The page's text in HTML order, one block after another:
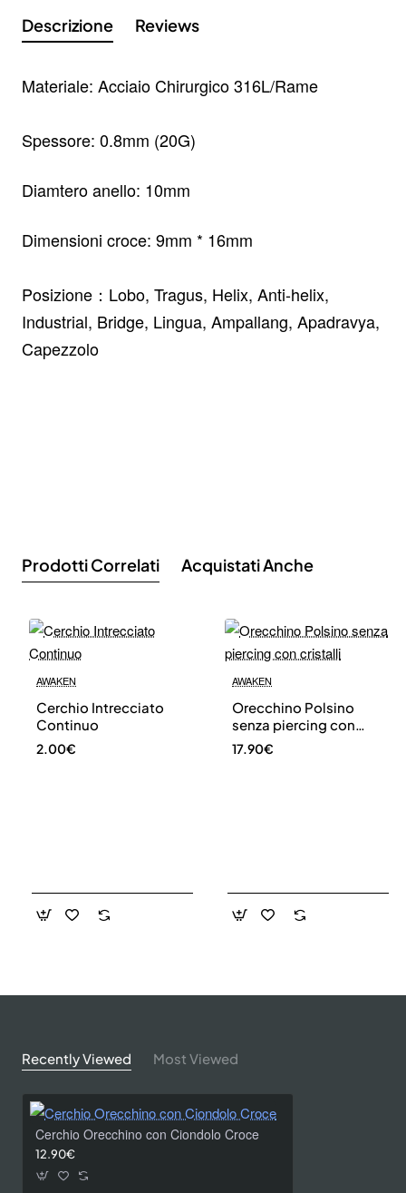
Rimani aggiornato sulle novità e sulle promozioni iscrivendoti
alla nostra newsletter.
Don't show again.
Descrizione Reviews
Materiale: Acciaio Chirurgico 316L/Rame
Spessore: 0.8mm (20G)
Diamtero anello: 10mm
Dimensioni croce: 9mm * 16mm
Posizione：Lobo, Tragus, Helix, Anti-helix,
Industrial, Bridge, Lingua, Ampallang, Apadravya,
Capezzolo
Prodotti Correlati Acquistati Anche
AWAKEN
Cerchio Intrecciato
Continuo
2.00€
AWAKEN
Orecchino Polsino
senza piercing con
cristalli
17.90€
Recently Viewed Most Viewed
Cerchio Orecchino con Ciondolo Croce
12.90€